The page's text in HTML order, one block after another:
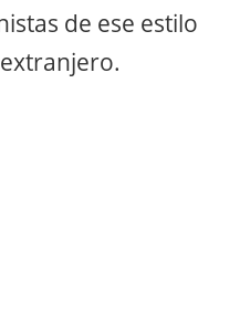
de ese estilo